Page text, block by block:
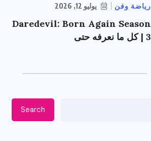
رياضة وفن يوليو 12, 2026
Daredevil: Born Again Season
3 | كل ما نعرفه حتى
Search